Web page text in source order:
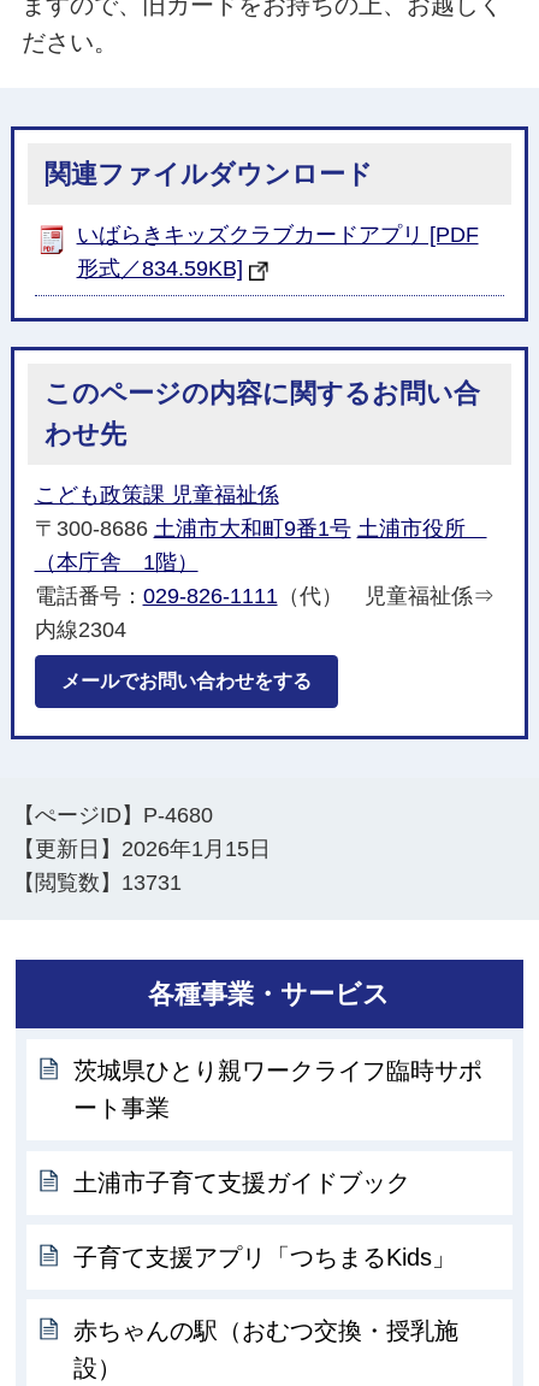
ださい。
関連ファイルダウンロード
いばらきキッズクラブカードアプリ [PDF
形式／834.59KB]
このページの内容に関するお問い合
わせ先
こども政策課 児童福祉係
〒300-8686 土浦市大和町9番1号 土浦市役所
（本庁舎 1階）
電話番号： 029-826-1111（代） 児童福祉係⇒
内線2304
メールでお問い合わせをする
【ぺージID】 P-4680
【更新日】 2026年1月15日
【閲覧数】 13731
各種事業・サービス
茨城県ひとり親ワークライフ臨時サポ
ート事業
土浦市子育て支援ガイドブック
子育て支援アプリ「つちまるKids」
赤ちゃんの駅（おむつ交換・授乳施
設）